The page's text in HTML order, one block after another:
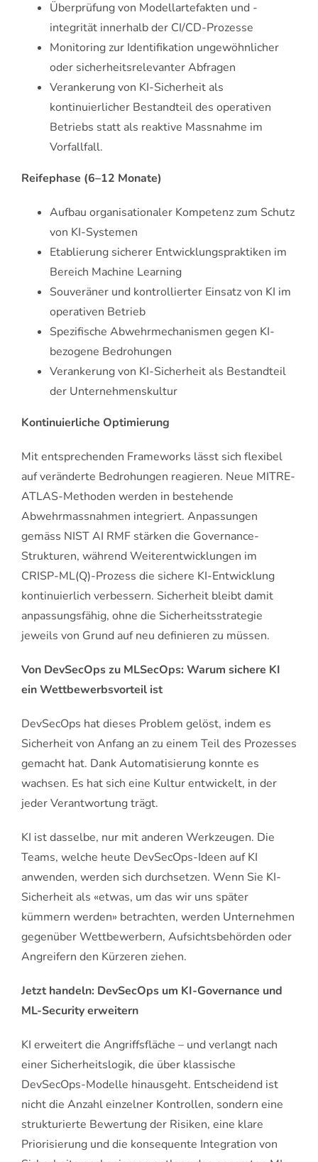
Überprüfung von Modellartefakten und -
integrität innerhalb der CI/CD-Prozesse
Monitoring zur Identifikation ungewöhnlicher
oder sicherheitsrelevanter Abfragen
Verankerung von KI-Sicherheit als
kontinuierlicher Bestandteil des operativen
Betriebs statt als reaktive Massnahme im
Vorfallfall.
Reifephase (6–12 Monate)
Aufbau organisationaler Kompetenz zum Schutz
von KI-Systemen
Etablierung sicherer Entwicklungspraktiken im
Bereich Machine Learning
Souveräner und kontrollierter Einsatz von KI im
operativen Betrieb
Spezifische Abwehrmechanismen gegen KI-
bezogene Bedrohungen
Verankerung von KI-Sicherheit als Bestandteil
der Unternehmenskultur
Kontinuierliche Optimierung
Mit entsprechenden Frameworks lässt sich flexibel
auf veränderte Bedrohungen reagieren. Neue MITRE-
ATLAS-Methoden werden in bestehende
Abwehrmassnahmen integriert. Anpassungen
gemäss NIST AI RMF stärken die Governance-
Strukturen, während Weiterentwicklungen im
CRISP-ML(Q)-Prozess die sichere KI-Entwicklung
kontinuierlich verbessern. Sicherheit bleibt damit
anpassungsfähig, ohne die Sicherheitsstrategie
jeweils von Grund auf neu definieren zu müssen.
Von DevSecOps zu MLSecOps: Warum sichere KI
ein Wettbewerbsvorteil ist
DevSecOps hat dieses Problem gelöst, indem es
Sicherheit von Anfang an zu einem Teil des Prozesses
gemacht hat. Dank Automatisierung konnte es
wachsen. Es hat sich eine Kultur entwickelt, in der
jeder Verantwortung trägt.
KI ist dasselbe, nur mit anderen Werkzeugen. Die
Teams, welche heute DevSecOps-Ideen auf KI
anwenden, werden sich durchsetzen. Wenn Sie KI-
Sicherheit als «etwas, um das wir uns später
kümmern werden» betrachten, werden Unternehmen
gegenüber Wettbewerbern, Aufsichtsbehörden oder
Angreifern den Kürzeren ziehen.
Jetzt handeln: DevSecOps um KI-Governance und
ML-Security erweitern
KI erweitert die Angriffsfläche – und verlangt nach
einer Sicherheitslogik, die über klassische
DevSecOps-Modelle hinausgeht. Entscheidend ist
nicht die Anzahl einzelner Kontrollen, sondern eine
strukturierte Bewertung der Risiken, eine klare
Priorisierung und die konsequente Integration von